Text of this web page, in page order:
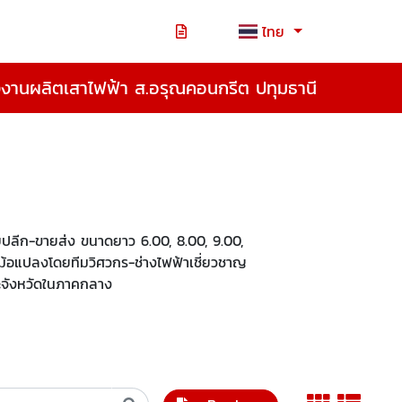
ไทย
งานผลิตเสาไฟฟ้า ส.อรุณคอนกรีต ปทุมธานี
ลีก-ขายส่ง ขนาดยาว 6.00, 8.00, 9.00,
อแปลงโดยทีมวิศวกร-ช่างไฟฟ้าเชี่ยวชาญ
งหวัดในภาคกลาง